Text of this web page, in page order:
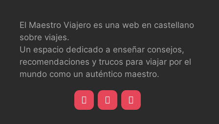
El Maestro Viajero es una web en castellano
sobre viajes.
Un espacio dedicado a enseñar consejos,
recomendaciones y trucos para viajar por el
mundo como un auténtico maestro.